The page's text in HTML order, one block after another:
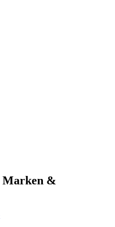
Marken &